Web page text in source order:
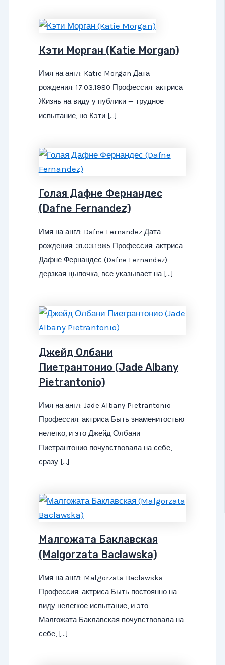
Кэти Морган (Katie Morgan)
Имя на англ: Katie Morgan Дата
рождения: 17.03.1980 Профессия: актриса
Жизнь на виду у публики — трудное
испытание, но Кэти […]
Голая Дафне Фернандес
(Dafne Fernandez)
Имя на англ: Dafne Fernandez Дата
рождения: 31.03.1985 Профессия: актриса
Дафне Фернандес (Dafne Fernandez) —
дерзкая цыпочка, все указывает на […]
Джейд Олбани
Пиетрантонио (Jade Albany
Pietrantonio)
Имя на англ: Jade Albany Pietrantonio
Профессия: актриса Быть знаменитостью
нелегко, и это Джейд Олбани
Пиетрантонио почувствовала на себе,
сразу […]
Малгожата Баклавская
(Malgorzata Baclawska)
Имя на англ: Malgorzata Baclawska
Профессия: актриса Быть постоянно на
виду нелегкое испытание, и это
Малгожата Баклавская почувствовала на
себе, […]